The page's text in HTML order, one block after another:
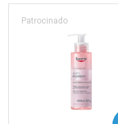
Ativar Desconto
Patrocinado